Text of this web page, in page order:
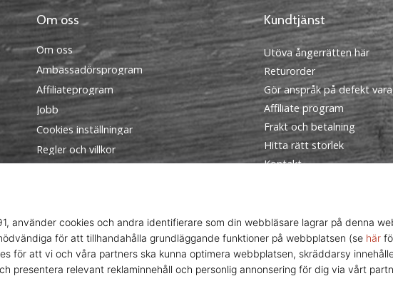
Om oss
Om oss
Ambassadörsprogram
Affiliateprogram
Jobb
Cookies inställningar
Regler och villkor
Kundtjänst
Utöva ångerrätten här
Returorder
Gör anspråk på defekt vara
Affiliate program
Frakt och betalning
Hitta rätt storlek
Kontakt
Ambassador program